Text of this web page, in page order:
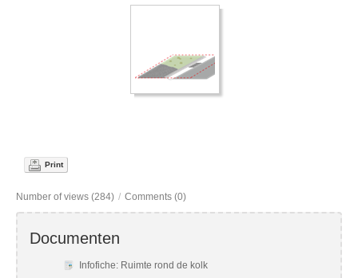
Print
Number of views (284) / Comments (0)
Documenten
Infofiche: Ruimte rond de kolk